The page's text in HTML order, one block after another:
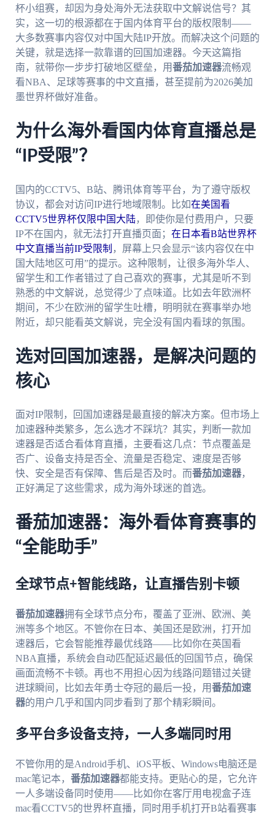
杯小组赛，却因为身处海外无法获取中文解说信号？其
实，这一切的根源都在于国内体育平台的版权限制——
大多数赛事内容仅对中国大陆IP开放。而解决这个问题的
关键，就是选择一款靠谱的回国加速器。今天这篇指
南，就带你一步步打破地区壁垒，用番茄加速器流畅观
看NBA、足球等赛事的中文直播，甚至提前为2026美加
墨世界杯做好准备。
为什么海外看国内体育直播总是
“IP受限”？
国内的CCTV5、B站、腾讯体育等平台，为了遵守版权
协议，都会对访问IP进行地域限制。比如在美国看
CCTV5世界杯仅限中国大陆，即使你是付费用户，只要
IP不在国内，就无法打开直播页面； 在日本看B站世界杯
中文直播当前IP受限制 ，屏幕上只会显示“该内容仅在中
国大陆地区可用”的提示。这种限制，让很多海外华人、
留学生和工作者错过了自己喜欢的赛事，尤其是听不到
熟悉的中文解说，总觉得少了点味道。比如去年欧洲杯
期间，不少在欧洲的留学生吐槽，明明就在赛事举办地
附近，却只能看英文解说，完全没有国内看球的氛围。
选对回国加速器，是解决问题的
核心
面对IP限制，回国加速器是最直接的解决方案。但市场上
加速器种类繁多，怎么选才不踩坑？其实，判断一款加
速器是否适合看体育直播，主要看这几点：节点覆盖是
否广、设备支持是否全、流量是否稳定、速度是否够
快、安全是否有保障、售后是否及时。而番茄加速器，
正好满足了这些需求，成为海外球迷的首选。
番茄加速器：海外看体育赛事的
“全能助手”
全球节点+智能线路，让直播告别卡顿
番茄加速器拥有全球节点分布，覆盖了亚洲、欧洲、美
洲等多个地区。不管你在日本、美国还是欧洲，打开加
速器后，它会智能推荐最优线路——比如你在英国看
NBA直播，系统会自动匹配延迟最低的回国节点，确保
画面流畅不卡顿。再也不用担心因为线路问题错过关键
进球瞬间，比如去年勇士夺冠的最后一投，用番茄加速
器的用户几乎和国内同步看到了那个精彩瞬间。
多平台多设备支持，一人多端同时用
不管你用的是Android手机、iOS平板、Windows电脑还是
mac笔记本， 番茄加速器都能支持。更贴心的是，它允许
一人多端设备同时使用——比如你在客厅用电视盒子连
mac看CCTV5的世界杯直播，同时用手机打开B站看赛事